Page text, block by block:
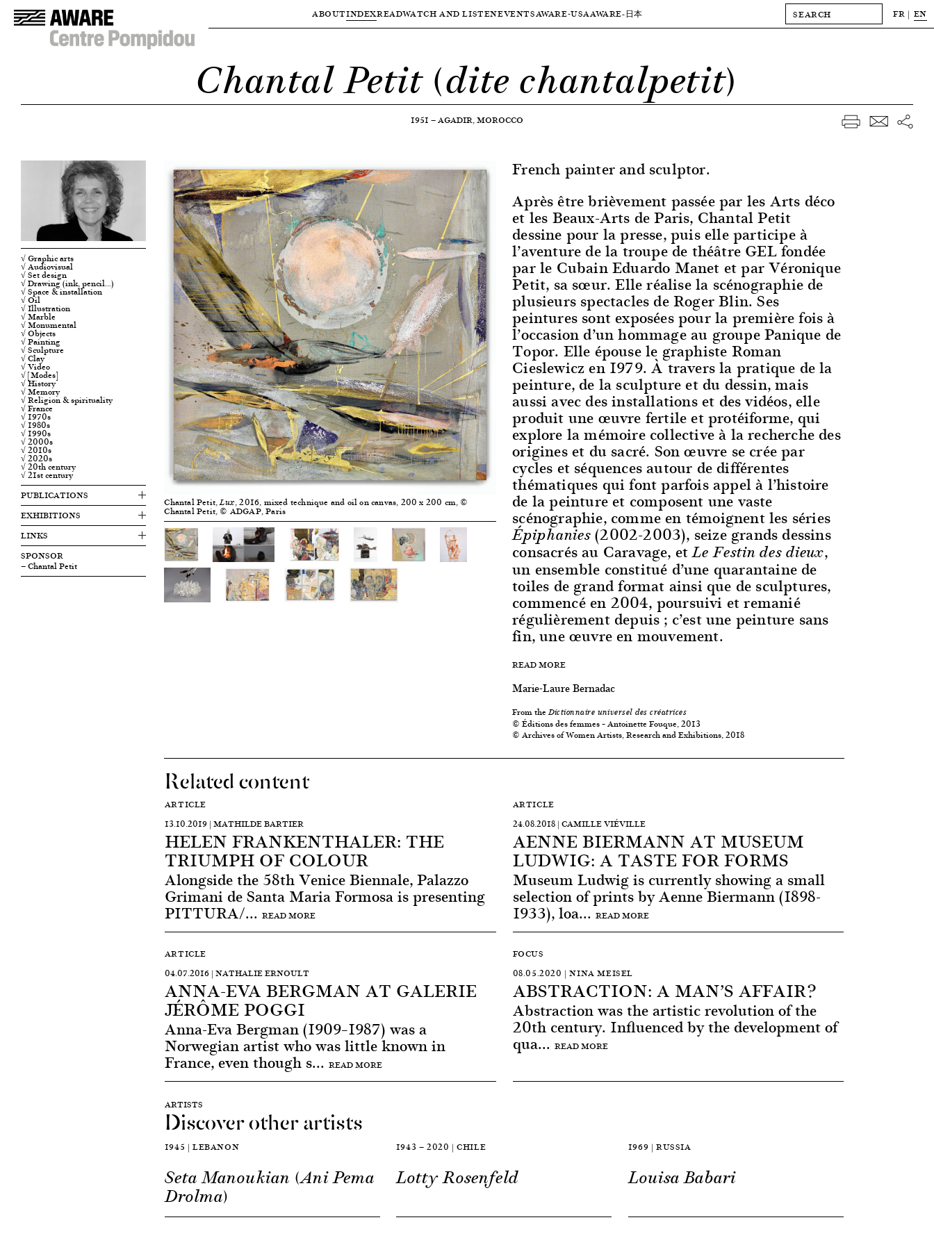
ABOUTINDEXREADWATCH AND LISTENEVENTSAWARE-USAAWARE-日本 FR EN
Chantal Petit (dite chantalpetit)
1951 —AGADIR, MOROCCO
√ Graphic arts
√ Audiovisual
√ Set design
√ Drawing (ink, pencil…)
√ Space & installation
√ Oil
√ Illustration
√ Marble
√ Monumental
√ Objects
√ Painting
√ Sculpture
√ Clay
√ Video
√ [Modes]
√ History
√ Memory
√ Religion & spirituality
√ France
√ 1970s
√ 1980s
√ 1990s
√ 2000s
√ 2010s
√ 2020s
√ 20th century
√ 21st century
PUBLICATIONS
EXHIBITIONS
LINKS
SPONSOR
— Chantal Petit
French painter and sculptor.
Après être brièvement passée par les Arts déco
et les Beaux-Arts de Paris, Chantal Petit
dessine pour la presse, puis elle participe à
l’aventure de la troupe de théâtre GEL fondée
par le Cubain Eduardo Manet et par Véronique
Petit, sa sœur. Elle réalise la scénographie de
plusieurs spectacles de Roger Blin. Ses
peintures sont exposées pour la première fois à
l’occasion d’un hommage au groupe Panique de
Topor. Elle épouse le graphiste Roman
Cieslewicz en 1979. À travers la pratique de la
peinture, de la sculpture et du dessin, mais
aussi avec des installations et des vidéos, elle
produit une œuvre fertile et protéiforme, qui
explore la mémoire collective à la recherche des
origines et du sacré. Son œuvre se crée par
cycles et séquences autour de différentes
thématiques qui font parfois appel à l’histoire
de la peinture et composent une vaste
scénographie, comme en témoignent les séries
Épiphanies (2002-2003), seize grands dessins
consacrés au Caravage, etLe Festin des dieux,
un ensemble constitué d’une quarantaine de
toiles de grand format ainsi que de sculptures,
commencé en 2004, poursuivi et remanié
régulièrement depuis ; c’est une peinture sans
fin, une œuvre en mouvement.
READ MORE
Marie-Laure Bernadac
From theDictionnaire universel des créatrices
© Éditions des femmes – Antoinette Fouque, 2013
© Archives of Women Artists, Research and Exhibitions, 2018
Chantal Petit,Lux, 2016, mixed technique and oil on canvas, 200 x 200 cm, ©
Chantal Petit, © ADGAP, Paris
Related content
ARTICLE
13.10.2019 | MATHILDE BARTIER
HELEN FRANKENTHALER: THE
TRIUMPH OF COLOUR
Alongside the 58th Venice Biennale, Palazzo
Grimani de Santa Maria Formosa is presenting
PITTURA/... READ MORE
ARTICLE
24.08.2018 | CAMILLE VIÉVILLE
AENNE BIERMANN AT MUSEUM
LUDWIG: A TASTE FOR FORMS
Museum Ludwig is currently showing a small
selection of prints by Aenne Biermann (1898-
1933), loa...READ MORE
ARTICLE
04.07.2016 | NATHALIE ERNOULT
ANNA-EVA BERGMAN AT GALERIE
JÉRÔME POGGI
Anna-Eva Bergman (1909–1987) was a
Norwegian artist who was little known in
France, even though s... READ MORE
FOCUS
08.05.2020 | NINA MEISEL
ABSTRACTION: A MAN’S AFFAIR?
Abstraction was the artistic revolution of the
20th century. Influenced by the development of
qua... READ MORE
ARTISTS
Discover other artists
1945 | LEBANON
Seta Manoukian (Ani Pema
Drolma)
1943 — 2020 | CHILE
Lotty Rosenfeld
1969 | RUSSIA
Louisa Babari